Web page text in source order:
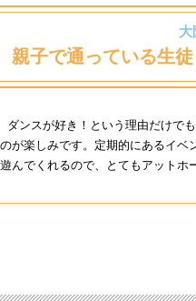
親子で通っている生
ダンスが好き！という理由だけ
が楽しみです。定期的にあるイ
んでくれるので、とてもアットホ